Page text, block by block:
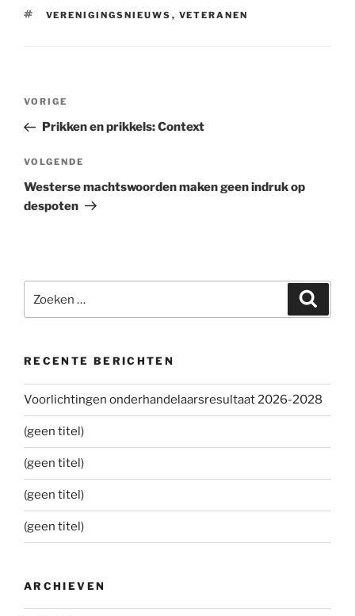
TAGS
VERENIGINGSNIEUWS , VETERANEN
Bericht
Vorig
bericht
VORIGE
Prikken en prikkels: Context
Volgend
bericht
VOLGENDE
Westerse machtswoorden maken geen indruk op
despoten
naar:
RECENTE BERICHTEN
Voorlichtingen onderhandelaarsresultaat 2026-2028
(geen titel)
(geen titel)
(geen titel)
(geen titel)
ARCHIEVEN